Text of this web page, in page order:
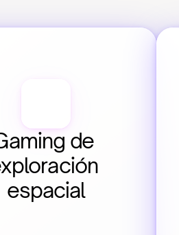
de
espacial